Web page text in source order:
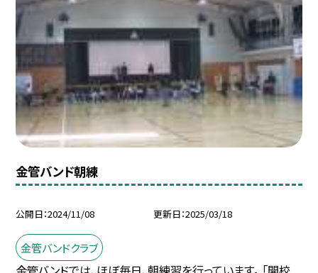
金管バンド朝練
公開日 2024/11/08 更新日 2025/03/18
金管バンドクラブ